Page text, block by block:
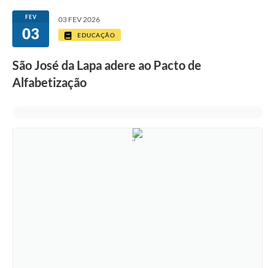
FEV
03
03 FEV 2026
EDUCAÇÃO
São José da Lapa adere ao Pacto de
Alfabetização